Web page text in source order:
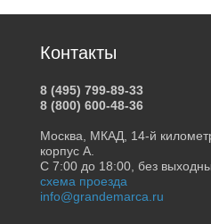
Контакты
8 (495) 799-89-33
8 (800) 600-48-36
Москва, МКАД, 14-й
корпус А.
С 7:00 до 18:00, без
схема проезда
info@grandemarca.ru